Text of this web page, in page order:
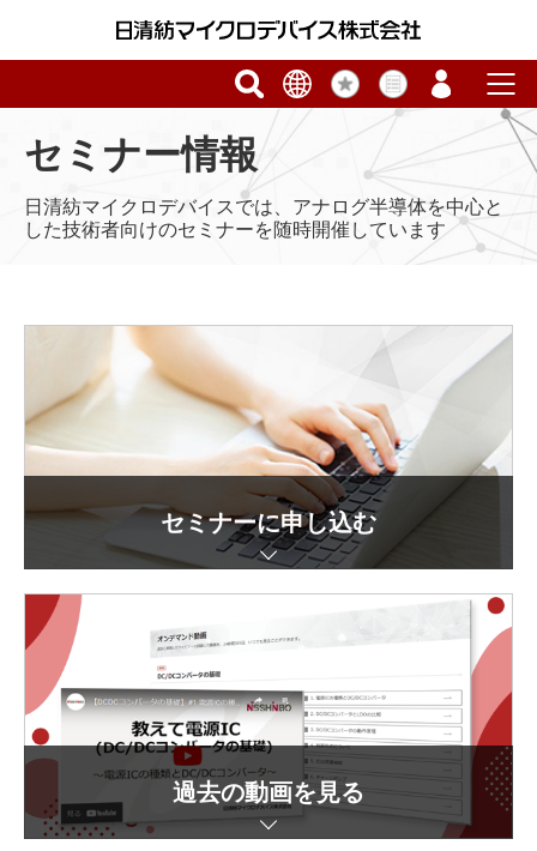
セミナー情報
日清紡マイクロデバイスでは、アナログ半導体を中心と
した技術者向けのセミナーを随時開催しています
セミナーに申し込む
過去の動画を見る